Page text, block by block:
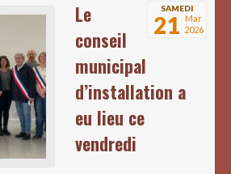
SAMEDI
21 Mar
2026
Le
conseil
municipal
d’installation a
eu lieu ce
vendredi